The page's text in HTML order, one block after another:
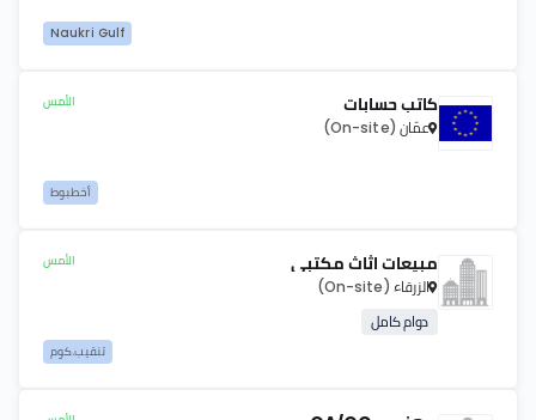
Naukri Gulf
كاتب حسابات
عمّان (On-site)
الأمس
أخطبوط
مبيعات اثاث مكتبي
الزرقاء (On-site)
دوام كامل
الأمس
تنقيب.كوم